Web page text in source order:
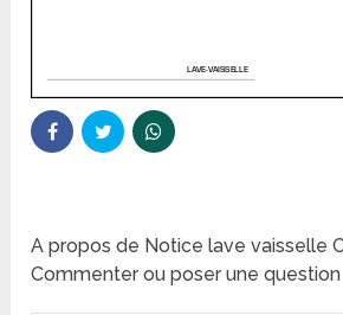
A propos de Notice lave vaisselle
Commenter ou poser une question